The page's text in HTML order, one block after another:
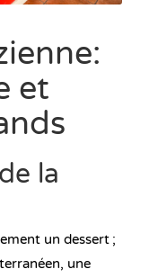
et
la
un dessert ;
une